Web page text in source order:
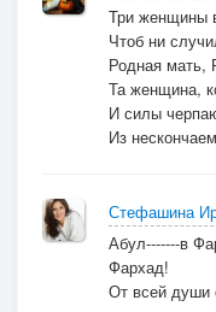
Три женщины
Чтоб ни
Родная мать,
Та женщина,
И силы
Из
Стефашина
Абул-------в
Фархад!
От всей души